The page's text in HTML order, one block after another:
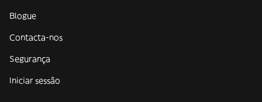
Blogue
Contacta-nos
Segurança
Iniciar sessão